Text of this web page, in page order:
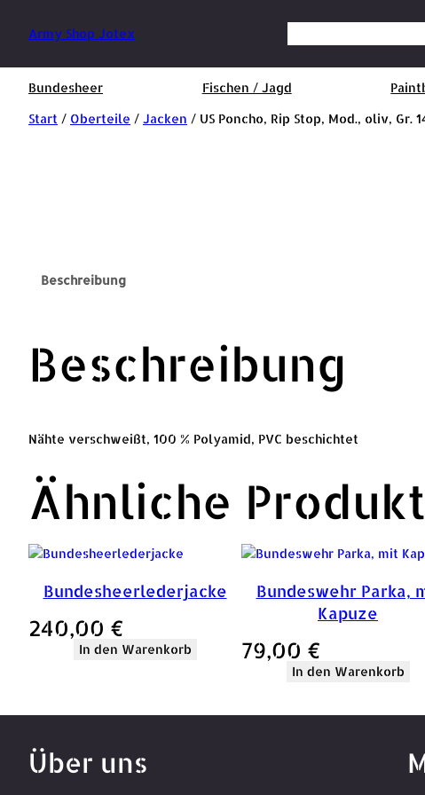
Army Shop Jotex
Bundesheer Fischen / Jagd
Start / Oberteile / Jacken / US Poncho, Rip Stop, Mod., oliv, Gr.
Beschreibung
Beschreibung
Nähte verschweißt, 100 % Polyamid, PVC beschichtet
Ähnliche
Bundesheerlederjacke
240,00 €
In den Warenkorb
Bundeswehr Parka,
Kapuze
79,00 €
In den Warenkorb
Über uns